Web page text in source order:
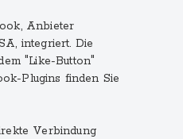
Anbieter
integriert. Die
"Like-Button"
Plugins finden Sie
Verbindung